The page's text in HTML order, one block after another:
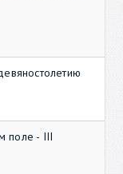
поле - III